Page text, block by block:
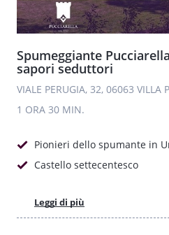
Spumeggiante
sapori seduttori
VIALE PERUGIA, 32, 06063 VILLA
1 ORA 30 MIN.
Pionieri dello spumante in
Castello settecentesco
Leggi di più